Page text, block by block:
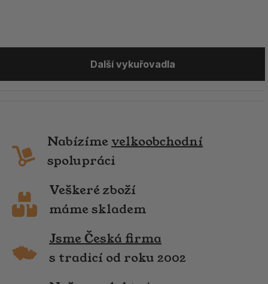
Další vykuřovadla
Nabízíme velkoobchodní
spolupráci
Veškeré zboží
máme skladem
Jsme Česká firma
s tradicí od roku 2002